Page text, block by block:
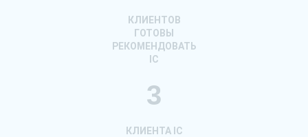
КЛИЕНТОВ
ГОТОВЫ
РЕКОМЕНДОВАТЬ
IC
3
КЛИЕНТА IC